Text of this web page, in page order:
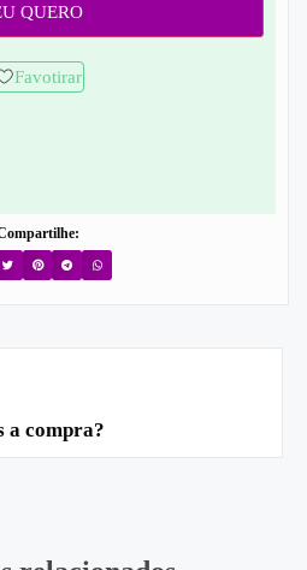
QUERO
Favotirar
a compra?